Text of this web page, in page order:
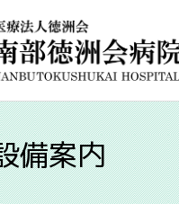
備案内